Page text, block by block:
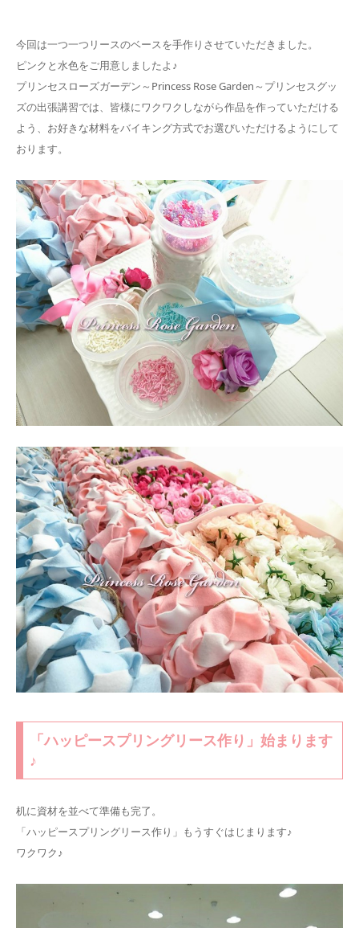
今回は一つ一つリースのベースを手作りさせていただきました。
ピンクと水色をご用意しましたよ♪
プリンセスローズガーデン～Princess Rose Garden～プリンセスグッ
ズの出張講習では、皆様にワクワクしながら作品を作っていただける
よう、お好きな材料をバイキング方式でお選びいただけるようにして
おります。
「ハッピースプリングリース作り」始まります
♪
机に資材を並べて準備も完了。
「ハッピースプリングリース作り」もうすぐはじまります♪
ワクワク♪